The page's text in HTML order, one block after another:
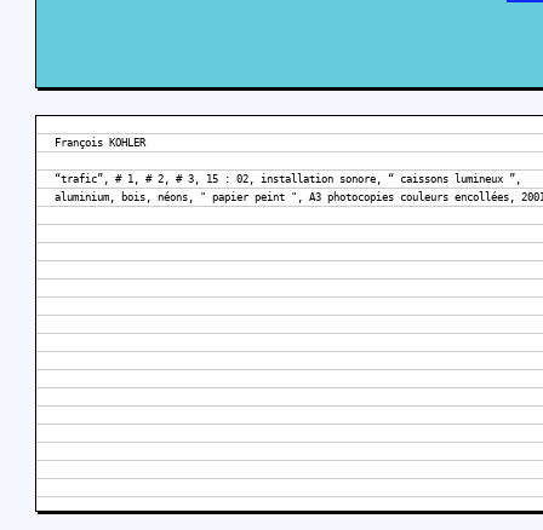
François KOHLER
“trafic”, # 1, # 2, # 3, 15 : 02, installation sonore, “ caissons lumineux ”,
aluminium, bois, néons, " papier peint ", A3 photocopies couleurs encollées,